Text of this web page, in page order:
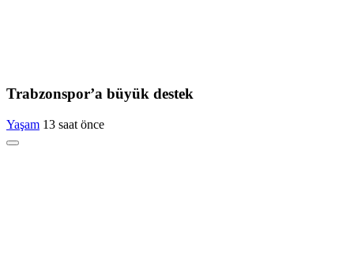
Trabzonspor’a büyük destek
Yaşam 13 saat önce